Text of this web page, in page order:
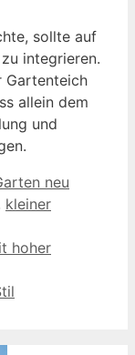
sollte auf
integrieren.
Gartenteich
allein dem
und
neu
kleiner
hoher